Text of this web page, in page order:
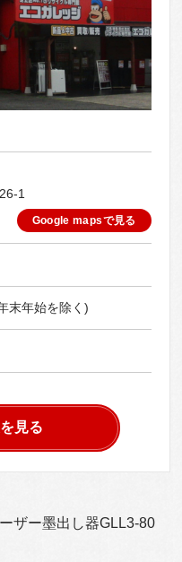
1
Google mapsで見る
末年始を除く)
見る
ザー墨出し器GLL3-80